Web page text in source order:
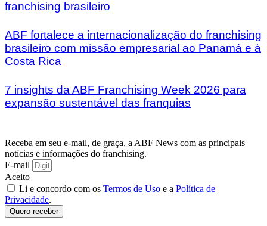
franchising brasileiro
ABF fortalece a internacionalização do franchising
brasileiro com missão empresarial ao Panamá e à
Costa Rica
7 insights da ABF Franchising Week 2026 para
expansão sustentável das franquias
Receba em seu e-mail, de graça, a ABF News com as principais
notícias e informações do franchising.
E-mail
Aceito
Li e concordo com os Termos de Uso e a Política de
Privacidade.
Quero receber